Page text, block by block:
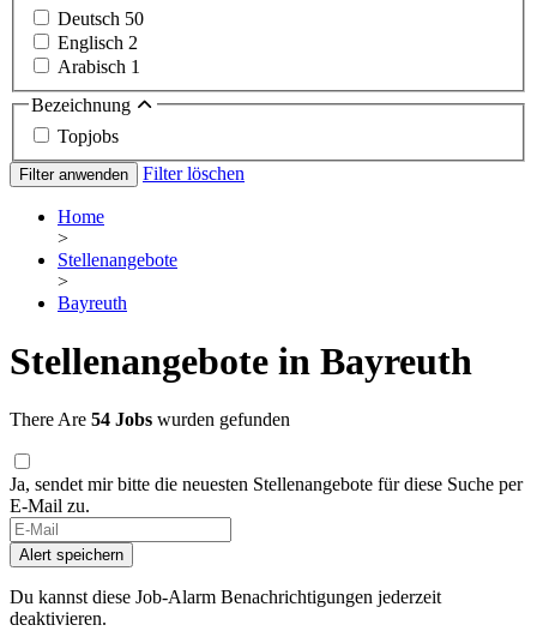
Deutsch 50
Englisch 2
Arabisch 1
Bezeichnung
Topjobs
Filter anwenden Filter löschen
Home
>
Stellenangebote
>
Bayreuth
Stellenangebote in Bayreuth
There Are 54 Jobs wurden gefunden
Ja, sendet mir bitte die neuesten Stellenangebote für diese Suche per
E-Mail zu.
If
you
are
a
human,
Alert speichern
Du kannst diese Job-Alarm Benachrichtigungen jederzeit
deaktivieren.